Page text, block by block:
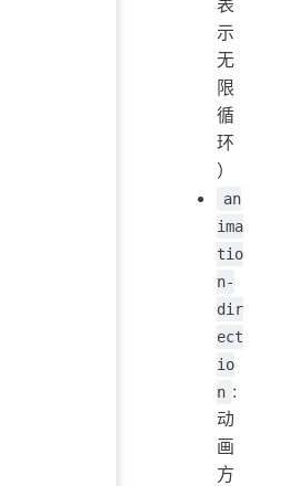
示
无
限
循
环
）
an
ima
tio
n-
dir
ect
io
n :
动
画
方